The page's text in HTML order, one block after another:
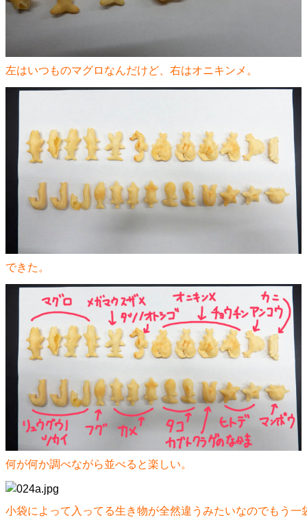
左はいつものマグロなんだけど、右はオニキンメ。
できた。
何が何か調べながら並べると楽しい。
小袋によって入ってる生き物が全然違うみたいなのでもう一